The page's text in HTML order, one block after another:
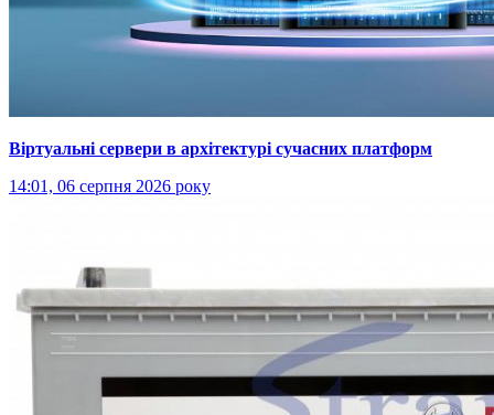
Віртуальні сервери в архітектурі сучасних платформ
14:01, 06 серпня 2026 року